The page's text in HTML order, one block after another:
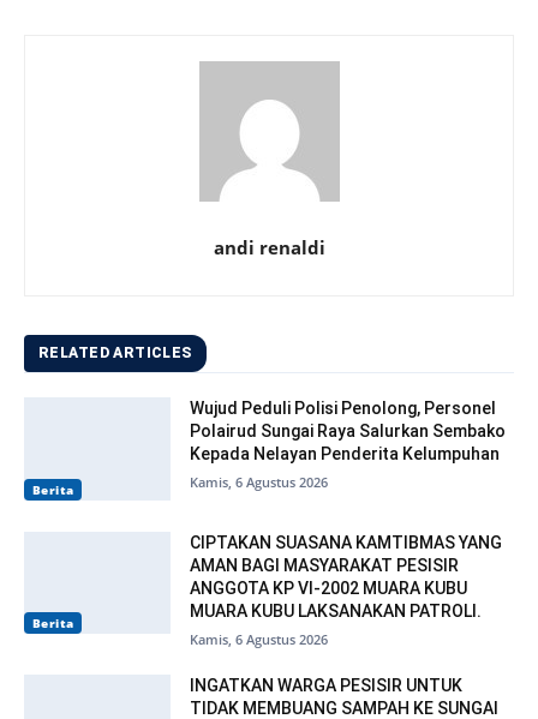
andi renaldi
RELATED ARTICLES
Berita
Wujud Peduli Polisi Penolong, Personel
Polairud Sungai Raya Salurkan Sembako
Kepada Nelayan Penderita Kelumpuhan
Kamis, 6 Agustus 2026
Berita
CIPTAKAN SUASANA KAMTIBMAS YANG
AMAN BAGI MASYARAKAT PESISIR
ANGGOTA KP VI-2002 MUARA KUBU
MUARA KUBU LAKSANAKAN PATROLI.
Kamis, 6 Agustus 2026
INGATKAN WARGA PESISIR UNTUK
TIDAK MEMBUANG SAMPAH KE SUNGAI